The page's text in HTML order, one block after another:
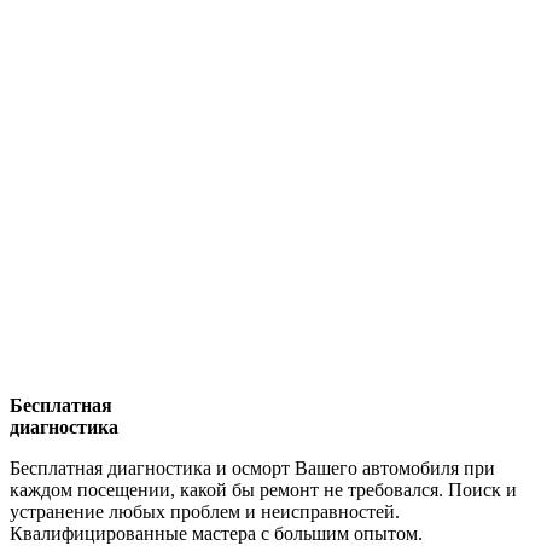
Бесплатная
диагностика
Бесплатная диагностика и осморт Вашего автомобиля при
каждом посещении, какой бы ремонт не требовался. Поиск и
устранение любых проблем и неисправностей.
Квалифицированные мастера с большим опытом.